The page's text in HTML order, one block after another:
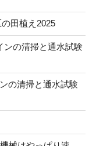
田植え2025
ンの清掃と通水試験
の清掃と通水試験